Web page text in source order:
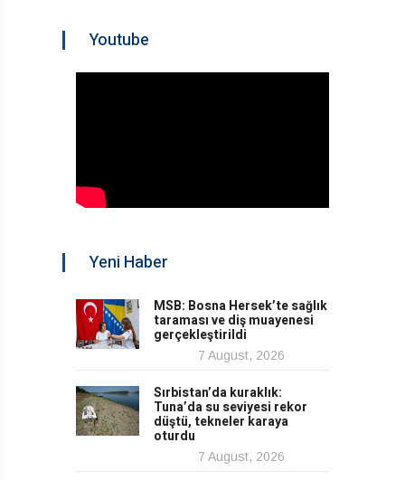
Youtube
Yeni Haber
MSB: Bosna Hersek’te sağlık
taraması ve diş muayenesi
gerçekleştirildi
7 August, 2026
Sırbistan’da kuraklık:
Tuna’da su seviyesi rekor
düştü, tekneler karaya
oturdu
7 August, 2026